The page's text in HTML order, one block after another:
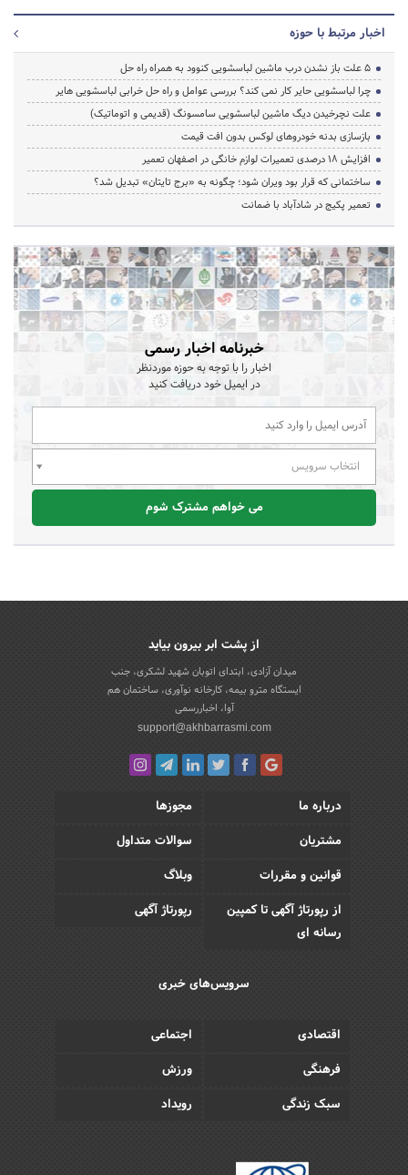
اخبار مرتبط با حوزه
5 علت باز نشدن درب ماشین لباسشویی کنوود به همراه راه حل
چرا لباسشویی حایر کار نمی کند؟ بررسی عوامل و راه حل خرابی لباسشویی هایر
علت نچرخیدن دیگ ماشین لباسشویی سامسونگ (قدیمی و اتوماتیک)
بازسازی بدنه خودروهای لوکس بدون افت قیمت
افزایش ۱۸ درصدی تعمیرات لوازم خانگی در اصفهان تعمیر
ساختمانی که قرار بود ویران شود؛ چگونه به «برج تایتان» تبدیل شد؟
تعمیر پکیج در شادآباد با ضمانت
خبرنامه اخبار رسمی
اخبار را با توجه به حوزه موردنظر
در ایمیل خود دریافت کنید
انتخاب سرویس
می خواهم مشترک شوم
از پشت ابر بیرون بیاید
میدان آزادی، ابتدای اتوبان شهید لشکری، جنب
ایستگاه مترو بیمه، کارخانه نوآوری، ساختمان هم
آوا، اخباررسمی
support@akhbarrasmi.com
درباره ما
مجوزها
مشتریان
سوالات متداول
قوانین و مقررات
وبلاگ
از رپورتاژ آگهی تا کمپین
رسانه ای
رپورتاژ آگهی
سرویس‌های خبری
اقتصادی
اجتماعی
فرهنگی
ورزش
سبک زندگی
رویداد